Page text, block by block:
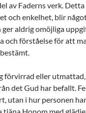
av Faderns verk.
och enkelhet, blir
aldrig omöjliga
och förståelse för att
förvirrad eller
det Gud har befallt.
utan i hur personen